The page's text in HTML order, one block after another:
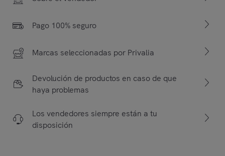
Pago 100% seguro
Marcas seleccionadas por Privalia
Devolución de productos en caso de que
haya problemas
Los vendedores siempre están a tu
disposición